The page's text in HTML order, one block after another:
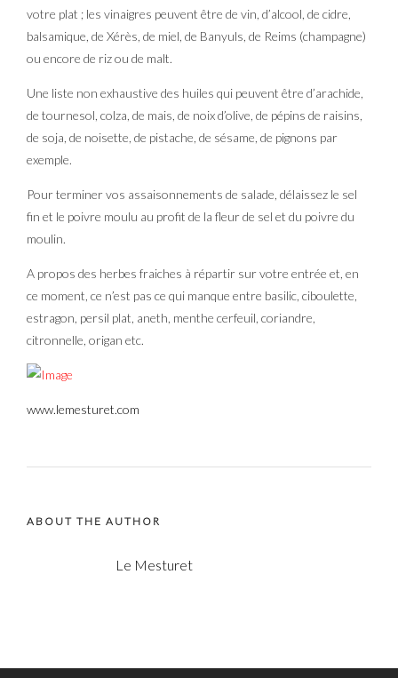
votre plat ; les vinaigres peuvent être de vin, d’alcool, de cidre,
balsamique, de Xérès, de miel, de Banyuls, de Reims (champagne)
ou encore de riz ou de malt.
Une liste non exhaustive des huiles qui peuvent être d’arachide,
de tournesol, colza, de mais, de noix d’olive, de pépins de raisins,
de soja, de noisette, de pistache, de sésame, de pignons par
exemple.
Pour terminer vos assaisonnements de salade, délaissez le sel
fin et le poivre moulu au profit de la fleur de sel et du poivre du
moulin.
A propos des herbes fraiches à répartir sur votre entrée et, en
ce moment, ce n’est pas ce qui manque entre basilic, ciboulette,
estragon, persil plat, aneth, menthe cerfeuil, coriandre,
citronnelle, origan etc.
www.lemesturet.com
ABOUT THE AUTHOR
Le Mesturet